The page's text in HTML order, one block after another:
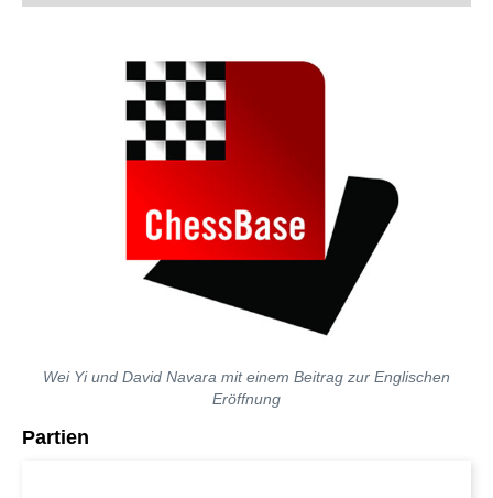
Wei Yi und David Navara mit einem Beitrag zur Englischen
Eröffnung
Partien